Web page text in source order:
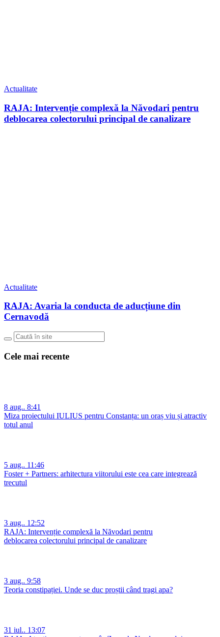
Actualitate
RAJA: Intervenție complexă la Năvodari pentru
deblocarea colectorului principal de canalizare
Actualitate
RAJA: Avaria la conducta de aducțiune din
Cernavodă
Cele mai recente
8 aug.. 8:41
Miza proiectului IULIUS pentru Constanța: un oraș viu și atractiv
totul anul
5 aug.. 11:46
Foster + Partners: arhitectura viitorului este cea care integrează
trecutul
3 aug.. 12:52
RAJA: Intervenție complexă la Năvodari pentru
deblocarea colectorului principal de canalizare
3 aug.. 9:58
Teoria constipației. Unde se duc proștii când tragi apa?
31 iul.. 13:07